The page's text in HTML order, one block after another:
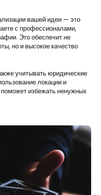
вашей идеи — это
с профессионалами,
Это обеспечит не
но и высокое качество
учитывать юридические
локации и
избежать ненужных